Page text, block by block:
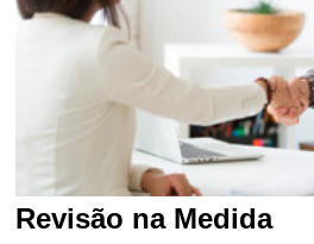
Revisão na Medida